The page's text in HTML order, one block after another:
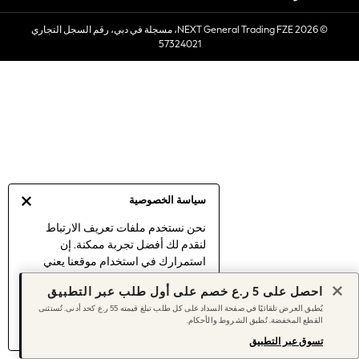
سياسة الخصوصية
نحن نستخدم ملفات تعريف الارتباط
لنقدم لك أفضل تجربة ممكنة. إن
استمرارك في استخدام موقعنا يعني
الارتباط.
اكتشف المزيد عن إدارة إعدادات ملفات
تعريف الارتباط (الكوكيز).
Sets & Outfits
Linen Collection
Women's Holiday Shop
Women's Travel Styles
Linen Collection
Tops & T-Shirts
Cover Ups & Kaftans
Sandals
Swimwear
© 2026 NEXT General Trading FZE، مسجلة في دبي، رقم السجل التجاري
57324021
احصل على 5 ر.ع خصم على أول طلب عبر التطبيق
يُطبق العرض تلقائيًا في صفحة السداد على كل طلب تبلغ قيمته 55 ر.ع كحد أدنى. تُستثنى
القطع المخفضة. تُطبق الشروط والأحكام.
تسوق عبر التطبيق